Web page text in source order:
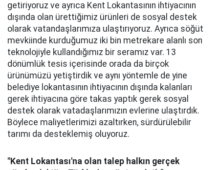
getiriyoruz ve ayrıca Kent Lokantasının ihtiyacının
dışında olan ürettiğimiz ürünleri de sosyal destek
olarak vatandaşlarımıza ulaştırıyoruz. Ayrıca söğüt
mevkiinde kurduğumuz iki bin metrekare alanlı son
teknolojiyle kullandığımız bir seramız var. 13
dönümlük tesis içerisinde orada da birçok
ürünümüzü yetiştirdik ve aynı yöntemle de yine
belediye lokantasının ihtiyacının dışında kalanları
gerek ihtiyacına göre takas yaptık gerek sosyal
destek olarak vatadaşlarımızın evlerine ulaştırdık.
Böylece maliyetlerimizi azaltırken, sürdürülebilir
tarımı da desteklemiş oluyoruz.
"Kent Lokantası'na olan talep halkın gerçek